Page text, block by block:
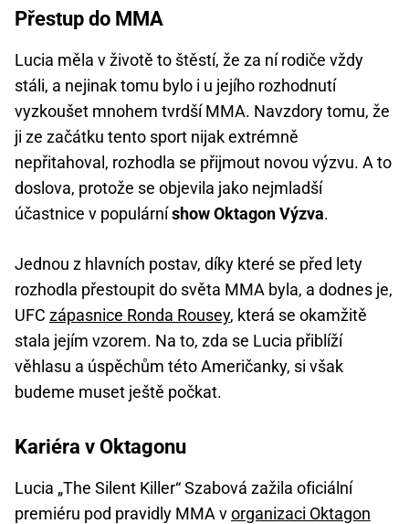
Přestup do MMA
Lucia měla v životě to štěstí, že za ní rodiče vždy
stáli, a nejinak tomu bylo i u jejího rozhodnutí
vyzkoušet mnohem tvrdší MMA. Navzdory tomu, že
ji ze začátku tento sport nijak extrémně
nepřitahoval, rozhodla se přijmout novou výzvu. A to
doslova, protože se objevila jako nejmladší
účastnice v populárníshow Oktagon Výzva.
Jednou z hlavních postav, díky které se před lety
rozhodla přestoupit do světa MMA byla, a dodnes je,
UFC zápasnice Ronda Rousey, která se okamžitě
stala jejím vzorem. Na to, zda se Lucia přiblíží
věhlasu a úspěchům této Američanky, si však
budeme muset ještě počkat.
Kariéra v Oktagonu
Lucia „The Silent Killer“ Szabová zažila oficiální
premiéru pod pravidly MMA vorganizaci Oktagon